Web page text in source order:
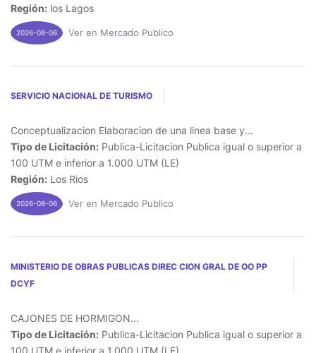
Región: los Lagos
2026-08-06 Ver en Mercado Publico
SERVICIO NACIONAL DE TURISMO
Conceptualizacion Elaboracion de una linea base y...
Tipo de Licitación: Publica-Licitacion Publica igual o superior a
100 UTM e inferior a 1.000 UTM (LE)
Región: Los Rios
2026-08-06 Ver en Mercado Publico
MINISTERIO DE OBRAS PUBLICAS DIREC CION GRAL DE OO PP
DCYF
CAJONES DE HORMIGON...
Tipo de Licitación: Publica-Licitacion Publica igual o superior a
100 UTM e inferior a 1.000 UTM (LE)